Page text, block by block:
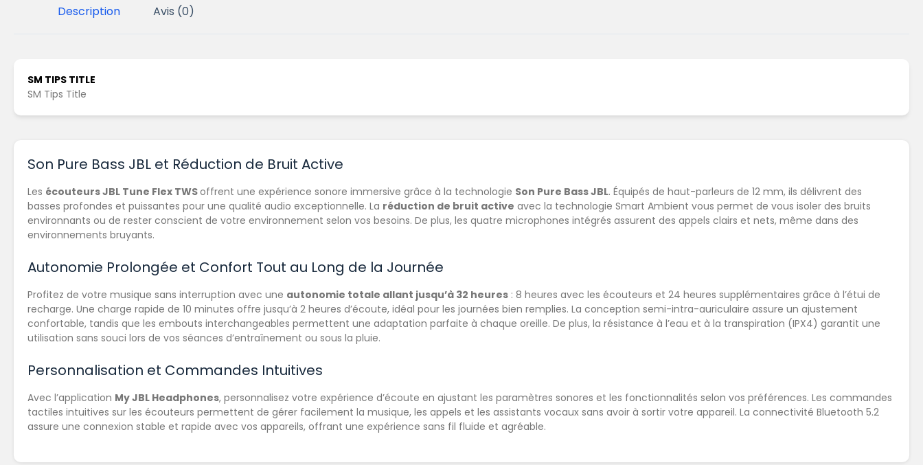
Description Avis (0)
SM TIPS TITLE
SM Tips Title
Son Pure Bass JBL et Réduction de Bruit Active
Les écouteurs JBL Tune Flex TWSoffrent une expérience sonore immersive grâce à la technologie Son Pure Bass JBL. Équipés de haut-parleurs de 12 mm, ils délivrent des
basses profondes et puissantes pour une qualité audio exceptionnelle. La réduction de bruit active avec la technologie Smart Ambient vous permet de vous isoler des bruits
environnants ou de rester conscient de votre environnement selon vos besoins. De plus, les quatre microphones intégrés assurent des appels clairs et nets, même dans des
environnements bruyants.
Autonomie Prolongée et Confort Tout au Long de la Journée
Profitez de votre musique sans interruption avec une autonomie totale allant jusqu’à 32 heures : 8 heures avec les écouteurs et 24 heures supplémentaires grâce à l’étui de
recharge. Une charge rapide de 10 minutes offre jusqu’à 2 heures d’écoute, idéal pour les journées bien remplies. La conception semi-intra-auriculaire assure un ajustement
confortable, tandis que les embouts interchangeables permettent une adaptation parfaite à chaque oreille. De plus, la résistance à l’eau et à la transpiration (IPX4) garantit une
utilisation sans souci lors de vos séances d’entraînement ou sous la pluie.
Personnalisation et Commandes Intuitives
Avec l’application My JBL Headphones, personnalisez votre expérience d’écoute en ajustant les paramètres sonores et les fonctionnalités selon vos préférences. Les commandes
tactiles intuitives sur les écouteurs permettent de gérer facilement la musique, les appels et les assistants vocaux sans avoir à sortir votre appareil. La connectivité Bluetooth 5.2
assure une connexion stable et rapide avec vos appareils, offrant une expérience sans fil fluide et agréable.